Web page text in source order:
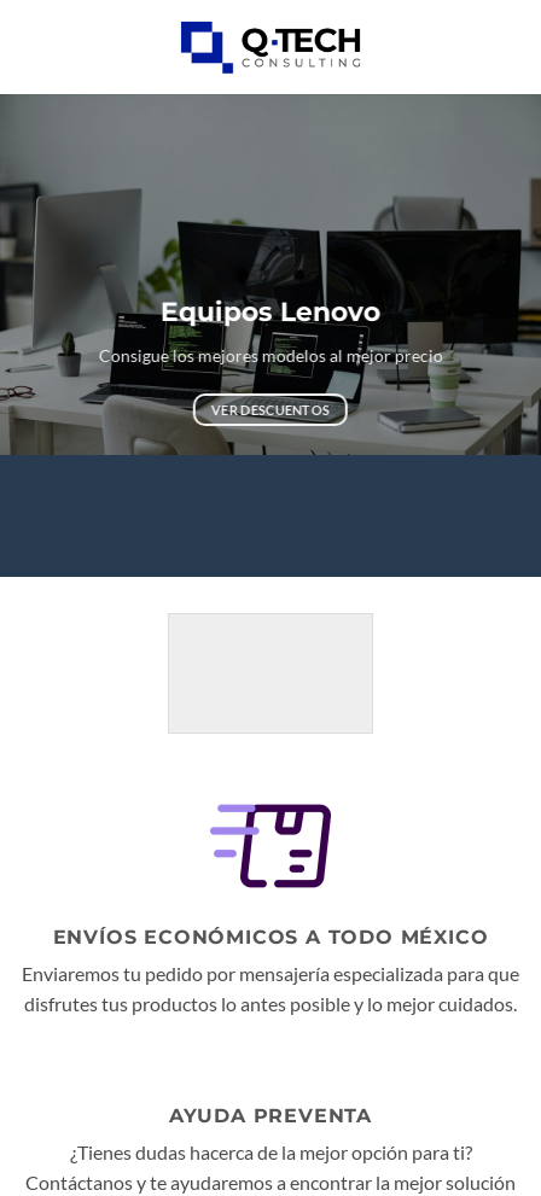
Equipos Lenovo
Consigue los mejores modelos al mejor precio
VER DESCUENTOS
ENVÍOS ECONÓMICOS A TODO MÉXICO
Enviaremos tu pedido por mensajería especializada para que
disfrutes tus productos lo antes posible y lo mejor cuidados.
AYUDA PREVENTA
¿Tienes dudas hacerca de la mejor opción para ti?
Contáctanos y te ayudaremos a encontrar la mejor solución